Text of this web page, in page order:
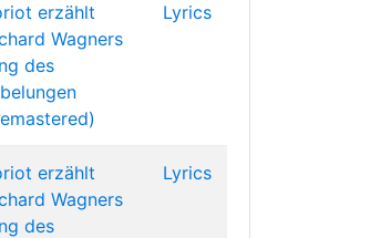
erzählt
Wagners
des
Lyrics
erzählt
Wagners
des
Lyrics